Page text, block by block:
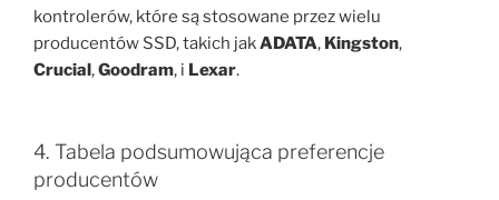
kontrolerów, które są stosowane przez wielu
producentów SSD, takich jakADATA, Kingston,
Crucial,Goodram, i Lexar.
4. Tabela podsumowująca preferencje
producentów